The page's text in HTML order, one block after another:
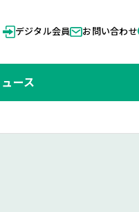
デジタル会員 お問い合わせ
ース